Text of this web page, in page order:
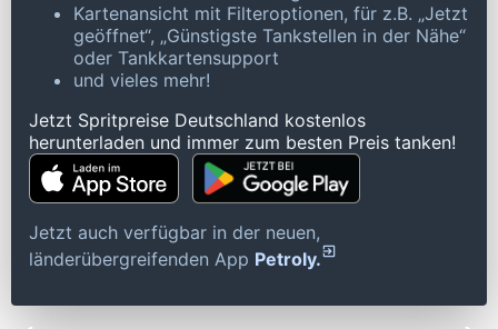
Kartenansicht mit Filteroptionen, für z.B. „Jetzt
geöffnet“, „Günstigste Tankstellen in der Nähe“
oder Tankkartensupport
und vieles mehr!
Jetzt Spritpreise Deutschland kostenlos
herunterladen und immer zum besten Preis tanken!
Jetzt auch verfügbar in der neuen,
länderübergreifenden App Petroly.